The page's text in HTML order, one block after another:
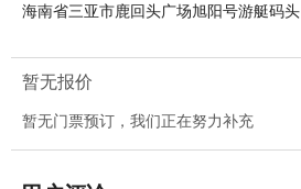
海南省三亚市鹿回头广场旭阳号游艇码头
暂无报价
暂无门票预订，我们正在努力补充